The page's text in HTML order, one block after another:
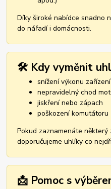
Díky široké nabídce snadno
do nářadí i domácnosti.
🛠️ Kdy vyměnit
snížení výkonu zařízení
nepravidelný chod
jiskření nebo zápach
poškození komutátoru
Pokud zaznamenáte některý
doporučujeme uhlíky co
📩 Pomoc s